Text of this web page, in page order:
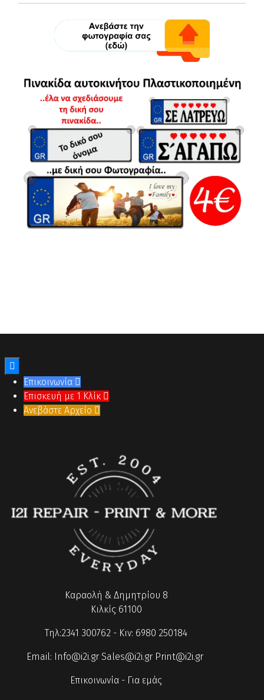

Επικοινωνία 
Επισκευή με 1 Κλίκ 
Ανεβάστε Αρχείο 
Καραολή & Δημητρίου 8
Κιλκίς 61100
Τηλ:2341 300762 - Κιν: 6980 250184
Email: Info@i2i.gr Sales@i2i.gr Print@i2i.gr
Επικοινωνία - Για εμάς